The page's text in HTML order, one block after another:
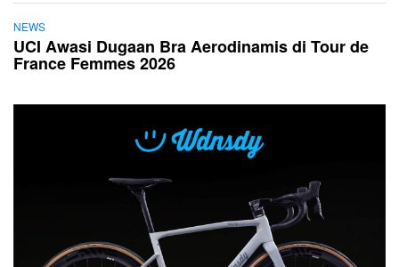
NEWS
UCI Awasi Dugaan Bra Aerodinamis di Tour de
France Femmes 2026